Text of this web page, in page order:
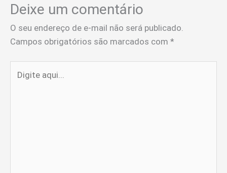
Deixe um comentário
O seu endereço de e-mail não será publicado.
Campos obrigatórios são marcados com *
aqui...